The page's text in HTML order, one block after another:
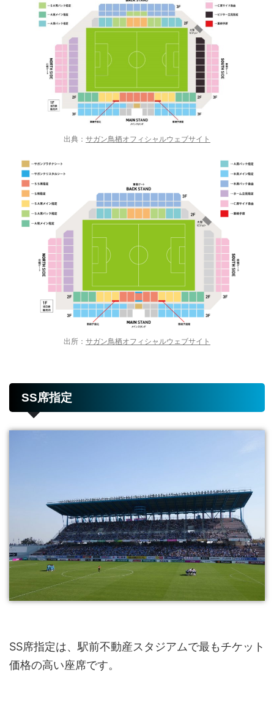
出典： サガン鳥栖オフィシャルウェブサイト
出所： サガン鳥栖オフィシャルウェブサイト
SS席指定
SS席指定は、駅前不動産スタジアムで最もチケット
価格の高い座席です。